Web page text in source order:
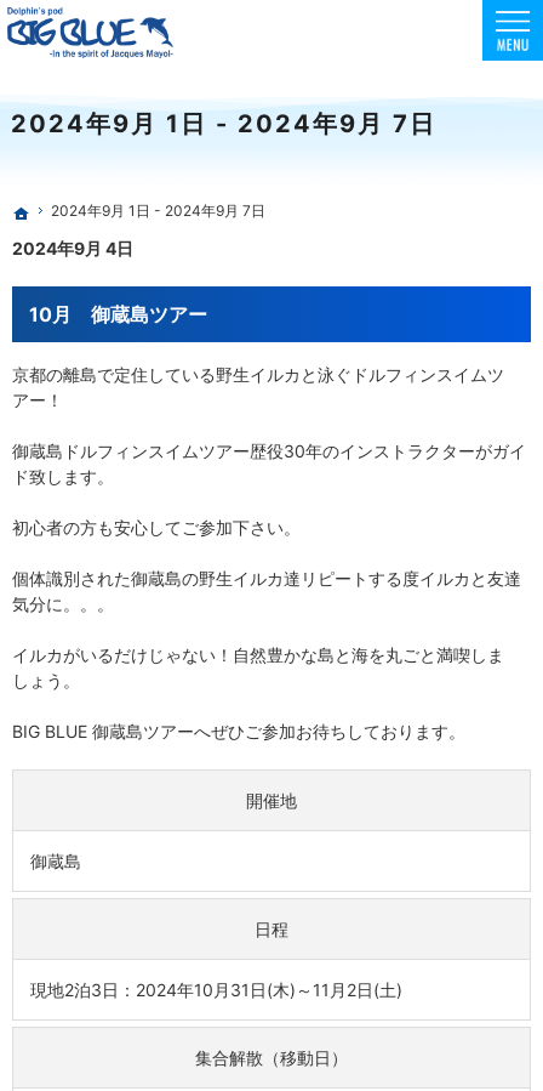
2024年9月 1日 - 2024年9月 7日
東京でスクーバダイビング・フリーダイビング・スキンダイビングを安全に楽しめる環境
初心者向けコースも充実！フリー・スキンダイビングはBIG BLUE
ホーム
2024年9月 1日 - 2024年9月 7日
2024年9月 4日
10月 御蔵島ツアー
京都の離島で定住している野生イルカと泳ぐドルフィンスイムツ
アー！
御蔵島ドルフィンスイムツアー歴役30年のインストラクターがガイ
ド致します。
初心者の方も安心してご参加下さい。
個体識別された御蔵島の野生イルカ達リピートする度イルカと友達
気分に。。。
イルカがいるだけじゃない！自然豊かな島と海を丸ごと満喫しま
しょう。
BIG BLUE 御蔵島ツアーへぜひご参加お待ちしております。
開催地
御蔵島
日程
現地2泊3日：2024年10月31日(木)～11月2日(土)
集合解散（移動日）